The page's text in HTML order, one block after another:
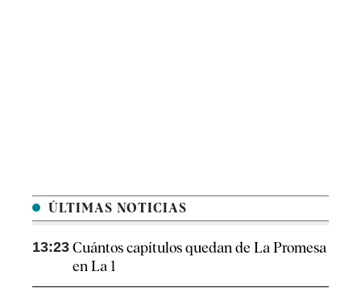
ÚLTIMAS NOTICIAS
13:23 Cuántos capítulos quedan de La Promesa
en La 1